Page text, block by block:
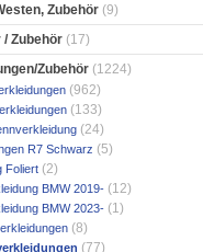
Zubehör (9)
/ Zubehör (17)
Zubehör (1224)
(962)
(133)
(24)
R7 Schwarz (5)
Foliert (2)
BMW 2019- (12)
BMW 2023- (1)
(8)
(77)